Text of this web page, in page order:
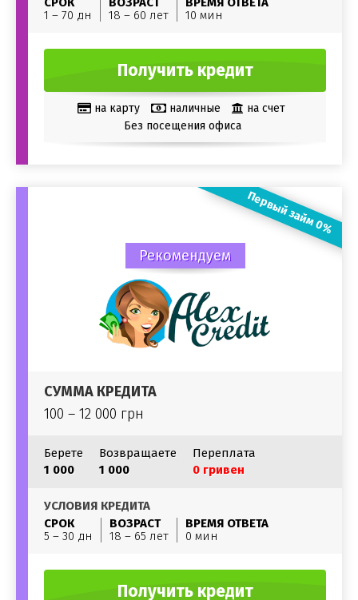
1 – 70 дн
18 – 60 лет
10 мин
Получить кредит
на карту наличные
на счет
Без посещения офиса
Рекомендуем
СУММА КРЕДИТА
100 – 12 000 грн
Берете
1 000
Возвращаете
1 000
Переплата
0 гривен
УСЛОВИЯ КРЕДИТА
СРОК
5 – 30 дн
ВОЗРАСТ
18 – 65 лет
ВРЕМЯ ОТВЕТА
0 мин
Первый займ 0%
Получить кредит